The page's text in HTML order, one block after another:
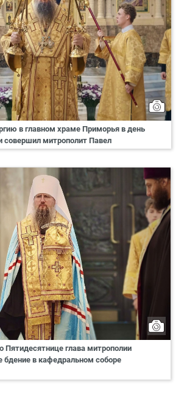
в главном храме Приморья в день
совершил митрополит Павел
Пятидесятнице глава митрополии
в кафедральном соборе